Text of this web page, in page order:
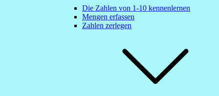
Die Zahlen von 1-10 kennenlernen
Mengen erfassen
Zahlen zerlegen